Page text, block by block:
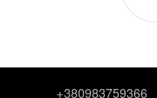
+380983759366